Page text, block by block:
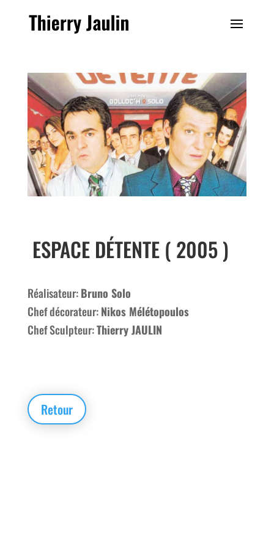
ESPACE DÉTENTE ( 2005 )
Réalisateur:Bruno Solo
Chef décorateur:Nikos Mélétopoulos
Chef Sculpteur:Thierry JAULIN
Retour